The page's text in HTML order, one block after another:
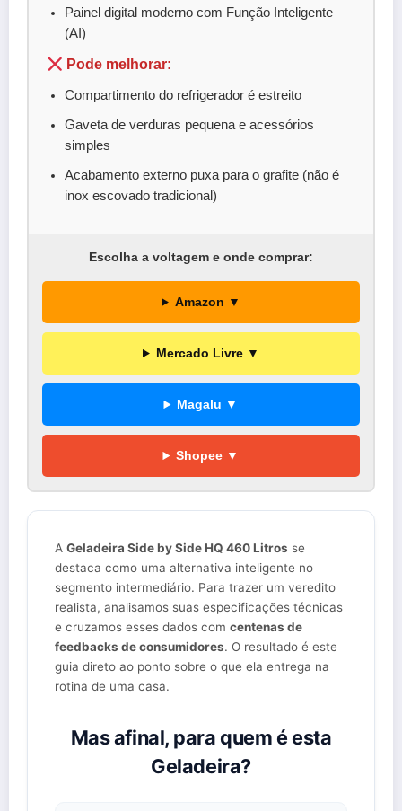
Painel digital moderno com Função Inteligente
(AI)
Pode melhorar:
Compartimento do refrigerador é estreito
Gaveta de verduras pequena e acessórios
simples
Acabamento externo puxa para o grafite (não é
inox escovado tradicional)
Escolha a voltagem e onde comprar:
Amazon ▼
Mercado Livre ▼
Magalu ▼
Shopee ▼
A Geladeira Side by Side HQ 460 Litros se
destaca como uma alternativa inteligente no
segmento intermediário. Para trazer um veredito
realista, analisamos suas especificações técnicas
e cruzamos esses dados com centenas de
feedbacks de consumidores. O resultado é este
guia direto ao ponto sobre o que ela entrega na
rotina de uma casa.
Mas afinal, para quem é esta
Geladeira?